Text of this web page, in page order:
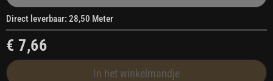
Direct leverbaar: 28,50 Meter
€ 7,66
In het winkelmandje